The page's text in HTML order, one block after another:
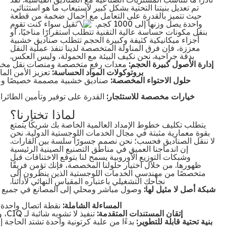
تم تعديل بنيتنا التحتية بشكل كبير لاستيعاب ما هو استثنائي،
حيث تتميز بالقدرة على التعامل مع أحمال ضخمة من قطعة
واحدة يصل وزنها إلى 1000 كجم.
سواء كنت تقوم
بنقل مكونات حساسة عالية التقنية تتطلب استقرارًا مناخيًا، أو
أجزاء ميكانيكية كثيفة وكبيرة الحجم تتطلب صناديق خشبية
معززة، فإن فرق المناولة المتخصصة لدينا تنفذ عملية النقل
بدقة جراحية. نحن نكيف البيئة مع الحمولة، وليس العكس.
إدارة الأصول كبيرة الحجم: معدات رفع متخصصة ومنصات نقل مخصصة
بروتوكولات المواد الحساسة:تعزيز الأمن
حلول الاحتواء المخصصة: صناديق خشبية مصممة خصيصًا
خيارات مخصصة للاستئجار: القدرة على توفير وتأمين
لماذا تختارنا؟
يتطلب تكليف خطوط الإمداد العالمية الخاصة بك شريكًا يتمتع
بقوة معمارية مثبتة في مجال الخدمات اللوجستية الدولية. نحن
لا ننقل الصناديق فحسب؛ نحن نصمم جسورًا سلسة بين القارات.
إن اندماجنا العميق في مناطق التصنيع الصينية الرئيسية
وشبكات التوزيع الأوروبية يسمح لنا بتوقع الاختناقات قبل
ظهورها. من خلال اختيار حلولنا المخصصة، فإنك تؤمن فريقًا
متخصصًا من مهندسي الخدمات اللوجستية الذين ينظرون إلى
نجاحك التشغيلي باعتباره المقياس النهائي لأدائنا.
شبكة أصل لا مثيل لها:
المساءلة الشاملة: نقطة اتصال واحدة
إتقان المستندات المتقدمة: تنفيذ لا تشوبه شائبة لـ CIQ، والتبخير، وسلسلة النماذج المعقدة (FA، FF، FE) لضمان الامتثال.
بنية تحتية قابلة للتطوير: بدءًا من علبة كرتونية واحدة تشتد